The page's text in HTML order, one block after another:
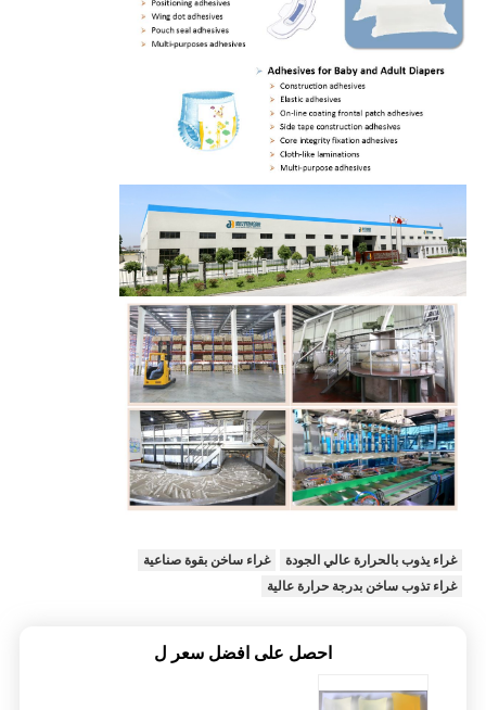
غراء يذوب بالحرارة عالي الجودة
غراء ساخن بقوة صناعية
غراء تذوب ساخن بدرجة حرارة عالية
احصل على افضل سعر ل